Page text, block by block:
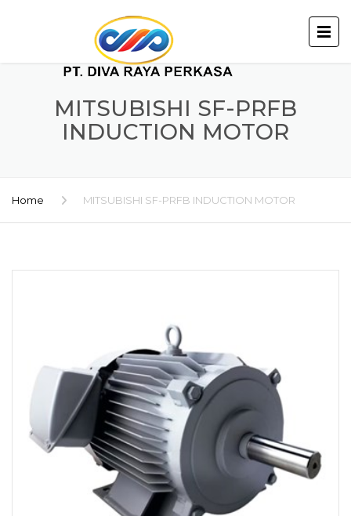
MITSUBISHI SF-PRFB
INDUCTION MOTOR
Home MITSUBISHI SF-PRFB INDUCTION MOTOR